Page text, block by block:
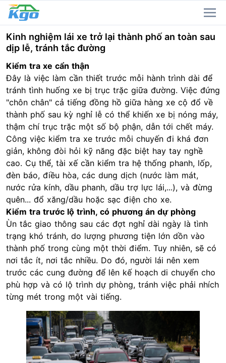
Kinh nghiệm lái xe trở lại thành phố an toàn sau
dịp lễ, tránh tắc đường
Kiểm tra xe cẩn thận
Đây là việc làm cần thiết trước mỗi hành trình dài để
tránh tình huống xe bị trục trặc giữa đường. Việc đứng
"chôn chân" cả tiếng đồng hồ giữa hàng xe cộ đổ về
thành phố sau kỳ nghỉ lễ có thể khiến xe bị nóng máy,
thậm chí trục trặc một số bộ phận, dẫn tới chết máy.
Công việc kiểm tra xe trước mỗi chuyến đi khá đơn
giản, không đòi hỏi kỹ năng đặc biệt hay tay nghề
cao. Cụ thể, tài xế cần kiểm tra hệ thống phanh, lốp,
đèn báo, điều hòa, các dung dịch (nước làm mát,
nước rửa kính, dầu phanh, dầu trợ lực lái,...), và đừng
quên... đổ xăng/dầu hoặc sạc điện cho xe.
Kiểm tra trước lộ trình, có phương án dự phòng
Ùn tắc giao thông sau các đợt nghỉ dài ngày là tình
trạng khó tránh, do lượng phương tiện lớn dồn vào
thành phố trong cùng một thời điểm. Tuy nhiên, sẽ có
nơi tắc ít, nơi tắc nhiều. Do đó, người lái nên xem
trước các cung đường để lên kế hoạch di chuyển cho
phù hợp và có lộ trình dự phòng, tránh việc phải nhích
từng mét trong một vài tiếng.